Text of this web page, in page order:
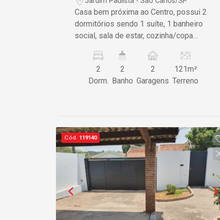
Casa bem próxima ao Centro, possui 2
dormitórios sendo 1 suíte, 1 banheiro
social, sala de estar, cozinha/copa
escritório, área de churrasco e vagas de
garagem cobertas para 2 carros.
Acabamento de ótima qualidade, pisos
2
Dorm.
2
Banho
2
Garagens
121m²
Terreno
Cód. 119140